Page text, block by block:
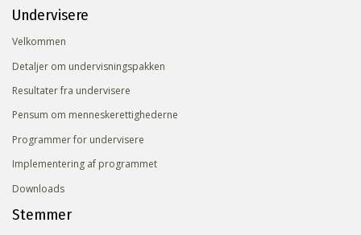
Undervisere
Velkommen
Detaljer om undervisningspakken
Resultater fra undervisere
Pensum om menneskerettighederne
Programmer for undervisere
Implementering af programmet
Downloads
Stemmer